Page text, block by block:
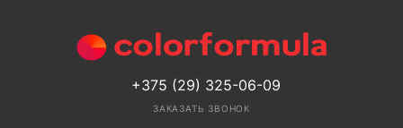
+375 (29) 325-06-09
ЗАКАЗАТЬ ЗВОНОК